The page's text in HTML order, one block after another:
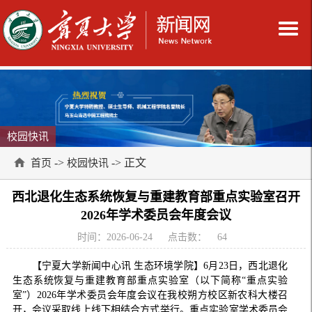
校园快讯
首页 -> 校园快讯 -> 正文
西北退化生态系统恢复与重建教育部重点实验室召开
2026年学术委员会年度会议
时间：2026-06-24 点击数： 64
【宁夏大学新闻中心讯 生态环境学院】6月23日，西北退化
生态系统恢复与重建教育部重点实验室（以下简称“重点实验
室”）2026年学术委员会年度会议在我校朔方校区新农科大楼召
开，会议采取线上线下相结合方式举行。重点实验室学术委员会